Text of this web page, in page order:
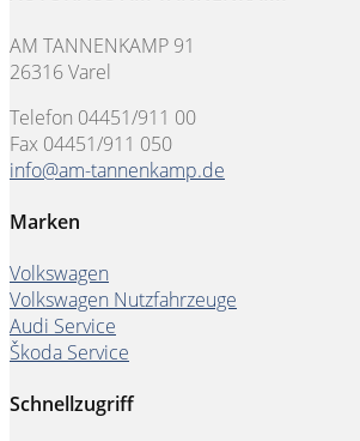
AM TANNENKAMP 91
26316 Varel
Telefon 04451/911 00
Fax 04451/911 050
info@am-tannenkamp.de
Marken
Volkswagen
Volkswagen Nutzfahrzeuge
Audi Service
Škoda Service
Schnellzugriff